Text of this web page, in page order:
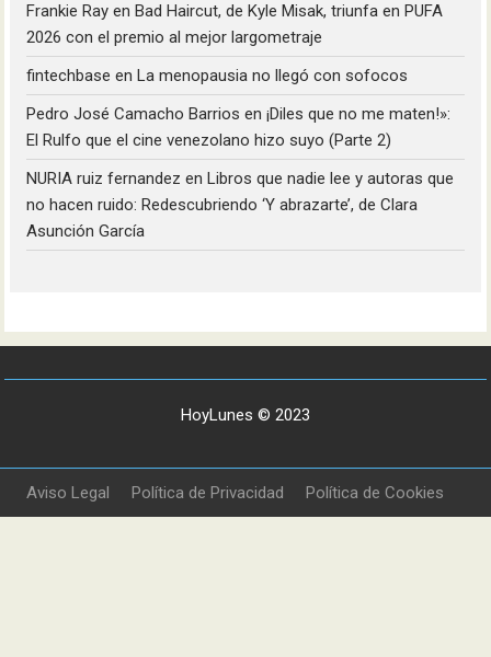
Frankie Ray en Bad Haircut, de Kyle Misak, triunfa en PUFA
2026 con el premio al mejor largometraje
fintechbase en La menopausia no llegó con sofocos
Pedro José Camacho Barrios en¡Diles que no me maten!»:
El Rulfo que el cine venezolano hizo suyo (Parte 2)
NURIA ruiz fernandez en Libros que nadie lee y autoras que
no hacen ruido: Redescubriendo ‘Y abrazarte’, de Clara
Asunción García
HoyLunes © 2023
Aviso Legal Política de Privacidad Política de Cookies